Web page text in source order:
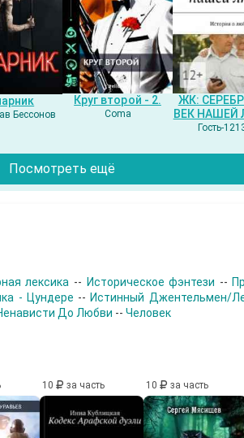
Бессонов
Круг второй - 2.
Coma
ЖК:
ВЕК НАШЕЙ
Гость-
Посмотреть ещё
лексика -- Историческое фэнтези --
- Цундере -- Истинный Джентельмен/
До Любви -- Человек
10 за часть 10 за часть